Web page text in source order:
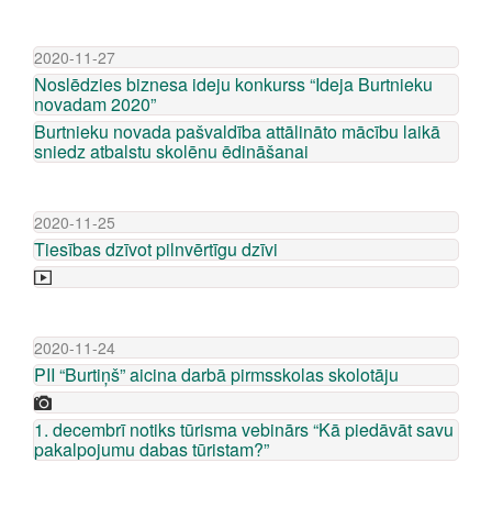
2020-11-27
Noslēdzies biznesa ideju konkurss “Ideja Burtnieku
novadam 2020”
Burtnieku novada pašvaldība attālināto mācību laikā
sniedz atbalstu skolēnu ēdināšanai
2020-11-25
Tiesības dzīvot pilnvērtīgu dzīvi
2020-11-24
PII “Burtiņš” aicina darbā pirmsskolas skolotāju
1. decembrī notiks tūrisma vebinārs “Kā piedāvāt savu
pakalpojumu dabas tūristam?”